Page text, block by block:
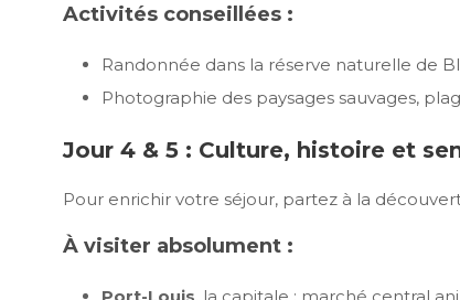
Activités conseillées :
Randonnée dans la réserve naturelle de
Photographie des paysages sauvages,
Jour 4 & 5 : Culture, histoire et
Pour enrichir votre séjour, partez à la
À visiter absolument :
Port-Louis, la capitale : marché central